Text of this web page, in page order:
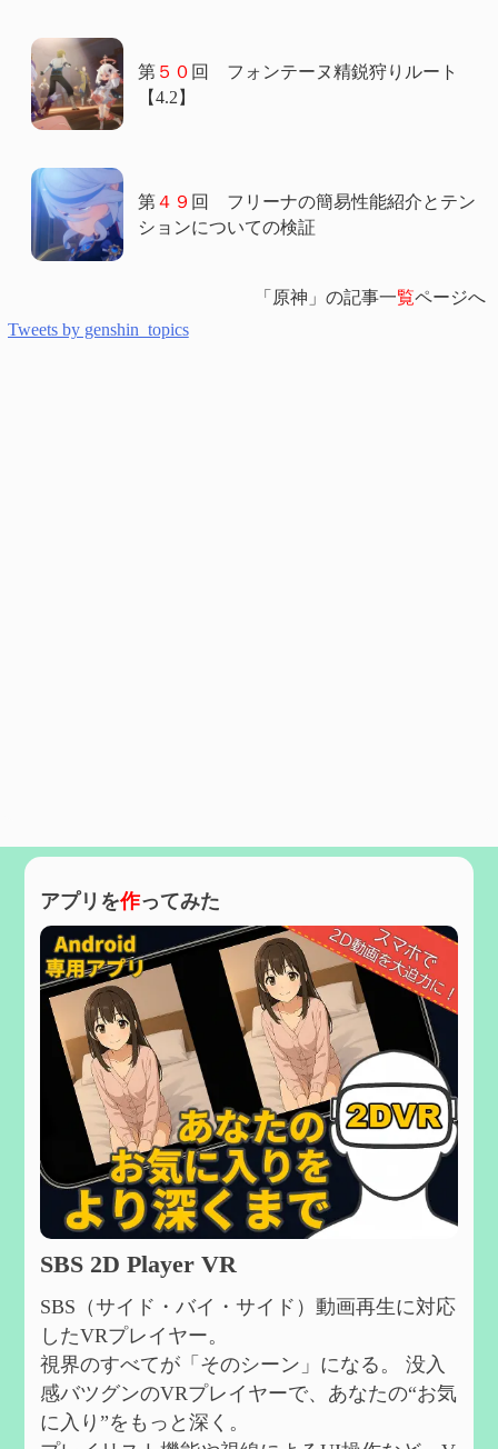
第５０ 回 フォンテーヌ精鋭狩りルート
【4.2】
第４９ 回 フリーナの簡易性能紹介とテン
ションについての検証
「原神」の記事一覧ページへ
Tweets by genshin_topics
アプリを作ってみた
SBS 2D Player VR
SBS（サイド・バイ・サイド）動画再生に対応
したVRプレイヤー。
視界のすべてが「そのシーン」になる。 没入
感バツグンのVRプレイヤーで、あなたの“お気
に入り”をもっと深く。